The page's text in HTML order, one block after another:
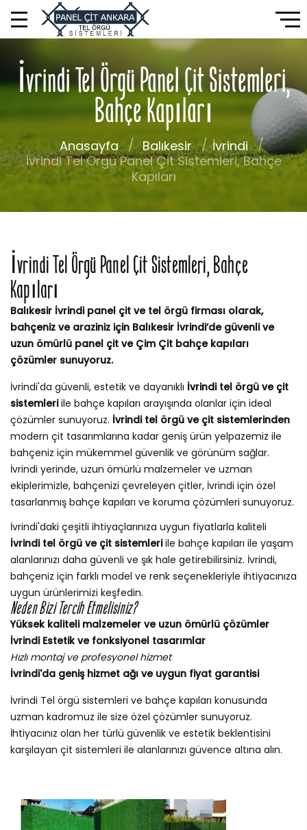
İvrindi Tel Örgü Panel Çit Sistemleri,
Bahçe Kapıları
Anasayfa Balıkesir
İvrindi
İvrindi Tel Örgü Panel Çit Sistemleri, Bahçe
Kapıları
İvrindi Tel Örgü Panel Çit Sistemleri, Bahçe
Kapıları
Balıkesir İvrindi panel çit ve tel örgü firması olarak,
bahçeniz ve araziniz için Balıkesir İvrindi’de güvenli ve
uzun ömürlü panel çit ve Çim Çit bahçe kapıları
çözümler sunuyoruz.
İvrindi'da güvenli, estetik ve dayanıklı İvrindi tel örgü ve çit
sistemleriile bahçe kapıları arayışında olanlar için ideal
çözümler sunuyoruz. İvrindi tel örgü ve çit sistemlerinden
modern çit tasarımlarına kadar geniş ürün yelpazemiz ile
bahçeniz için mükemmel güvenlik ve görünüm sağlar.
İvrindi yerinde, uzun ömürlü malzemeler ve uzman
ekiplerimizle, bahçenizi çevreleyen çitler, İvrindi için özel
tasarlanmış bahçe kapıları ve koruma çözümleri sunuyoruz.
İvrindi'daki çeşitli ihtiyaçlarınıza uygun fiyatlarla kaliteli
İvrindi tel örgü ve çit sistemleriile bahçe kapıları ile yaşam
alanlarınızı daha güvenli ve şık hale getirebilirsiniz. İvrindi,
bahçeniz için farklı model ve renk seçenekleriyle ihtiyacınıza
uygun ürünlerimizi keşfedin.
Neden Bizi Tercih Etmelisiniz?
Yüksek kaliteli malzemeler ve uzun ömürlü çözümler
İvrindi Estetik ve fonksiyonel tasarımlar
Hızlı montaj ve profesyonel hizmet
İvrindi'da geniş hizmet ağı ve uygun fiyat garantisi
İvrindi Tel örgü sistemleri ve bahçe kapıları konusunda
uzman kadromuz ile size özel çözümler sunuyoruz.
İhtiyacınız olan her türlü güvenlik ve estetik beklentisini
karşılayan çit sistemleri ile alanlarınızı güvence altına alın.